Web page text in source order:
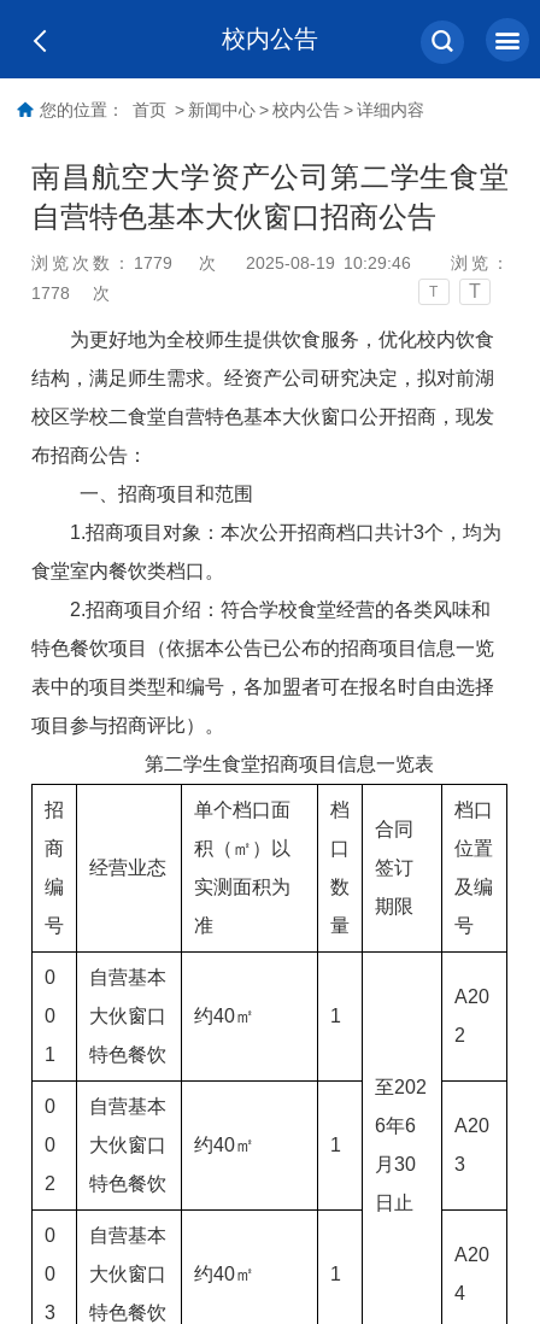
校内公告
您的位置： 首页 > 新闻中心 > 校内公告 > 详细内容
南昌航空大学资产公司第二学生食堂
自营特色基本大伙窗口招商公告
浏览次数： 1779 次 2025-08-19 10:29:46
浏览：
1778
次 T T
为更好地为全校师生提供饮食服务，优化校内饮食
结构，满足师生需求。经资产公司研究决定，拟对前湖
校区学校二食堂自营特色基本大伙窗口公开招商，现发
布招商公告：
一、招商项目和范围
1.招商项目对象：本次公开招商档口共计3个，均为
食堂室内餐饮类档口。
2.招商项目介绍：符合学校食堂经营的各类风味和
特色餐饮项目（依据本公告已公布的招商项目信息一览
表中的项目类型和编号，各加盟者可在报名时自由选择
项目参与招商评比）。
第二学生食堂招商项目信息一览表
招
商
编
号
经营业态
单个档口面
积（㎡）
以
实测面积为
准
档
口
数
量
合同
签订
期限
档口
位置
及编
号
0
0
1
自营基本
大伙窗口
特色餐饮
约40㎡ 1
至202
6年6
月30
日止
A20
2
0
0
2
自营基本
大伙窗口
特色餐饮
约40㎡ 1
A20
3
0
0
3
自营基本
大伙窗口
特色餐饮
约40㎡ 1
A20
4